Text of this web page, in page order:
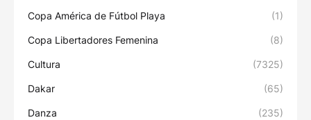
Copa América de Fútbol Playa (1)
Copa Libertadores Femenina (8)
Cultura (7325)
Dakar (65)
Danza (235)